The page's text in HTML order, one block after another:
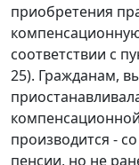
приобретения
соответствии с
25). Гражданам,
производится -
пенсии, но не